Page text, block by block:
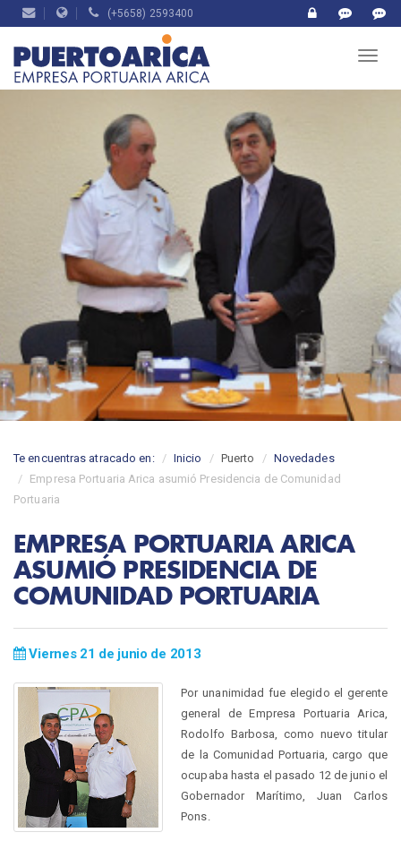
(+5658) 2593400
Te encuentras atracado en: Inicio Puerto
Novedades
Empresa Portuaria Arica asumió Presidencia de Comunidad
Portuaria
EMPRESA PORTUARIA ARICA
ASUMIÓ PRESIDENCIA DE
COMUNIDAD PORTUARIA
Viernes 21 de junio de 2013
Por unanimidad fue elegido el gerente
general de Empresa Portuaria Arica,
Rodolfo Barbosa, como nuevo titular
de la Comunidad Portuaria, cargo que
ocupaba hasta el pasado 12 de junio el
Gobernador Marítimo, Juan Carlos
Pons.